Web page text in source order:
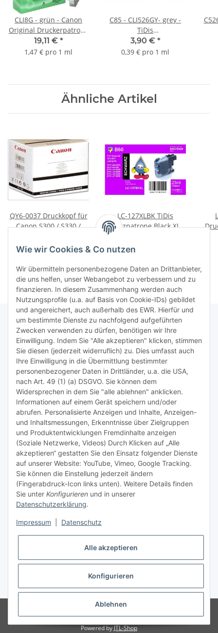
CLI8G - grün - Canon
Original Druckerpatrone
mit 13ml Inhalt
-0627B001-
19,11 € *
1,47 € pro 1 ml
C85 - CLI526GY- grey -
TiDis
Ersatzdruckerpatrone
mit 10ml Inhalt
3,90 € *
0,39 € pro 1 ml
Ähnliche Artikel
QY6-0037 Druckkopf für
Canon S300 / S330 /
Drucker
LC-127XLBK TiDis
Ersatzpatrone Black XL -
1.200 Seiten nach ISO
TiDis Lizenzsystem
Meist besuchte Seiten:
Tipps & Tricks rund um Sublimation
TiDis Videos auf Youtube
Nachfüllpreise für Druckerpatronen
Refillservice Patronen verpacken
TiDis Druckerwerkstatt
TiDis PC & Notebookwerkstatt
TiDis eScooter Werkstatt
GIC (German Ink Company)
Der Refiller (Infoportal)
* Alle Preise inkl. gesetzlicher USt., zzgl.Versand
Shoppreisen abweichen:
Powered byJTL-Shop
Wie wir Cookies & Co nutzen
Wir übermitteln personenbezogene Daten an Drittanbieter,
die uns helfen, unser Webangebot zu verbessern und zu
finanzieren. In diesem Zusammenhang werden auch
Nutzungsprofile (u.a. auf Basis von Cookie-IDs) gebildet
und angereichert, auch außerhalb des EWR. Hierfür und
um bestimmte Dienste zu nachfolgend aufgeführten
Zwecken verwenden zu dürfen, benötigen wir Ihre
Einwilligung. Indem Sie "Alle akzeptieren" klicken, stimmen
Sie diesen (jederzeit widerruflich) zu. Dies umfasst auch
Ihre Einwilligung in die Übermittlung bestimmter
personenbezogener Daten in Drittländer, u.a. die USA,
nach Art. 49 (1) (a) DSGVO. Sie können dem
Widersprechen in dem Sie "alle ablehnen" anklicken.
Informationen auf einem Gerät speichern und/oder
abrufen. Personalisierte Anzeigen und Inhalte, Anzeigen-
und Inhaltsmessungen, Erkenntnisse über Zielgruppen
und Produktentwicklungen Fremdinhalte anzeigen
(Soziale Netzwerke, Videos) Durch Klicken auf „Alle
akzeptieren“ gestatten Sie den Einsatz folgender Dienste
auf unserer Website: YouTube, Vimeo, Google Tracking.
Sie können die Einstellung jederzeit ändern
(Fingerabdruck-Icon links unten). Weitere Details finden
Sie unter Konfigurieren und in unserer
Datenschutzerklärung.
Impressum Datenschutz
Alle akzeptieren
Konfigurieren
Ablehnen